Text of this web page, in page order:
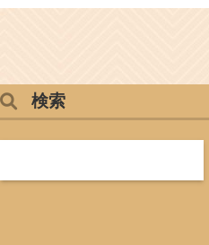
検索